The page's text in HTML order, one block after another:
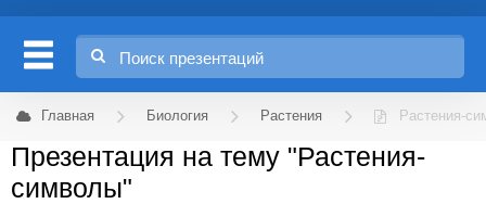
Главная Биология Растения Растения-
Презентация на тему "Растения-
символы"